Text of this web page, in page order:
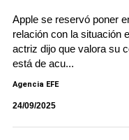
Apple se reservó poner
relación con la situación
actriz dijo que valora su
está de acu...
Agencia EFE
24/09/2025